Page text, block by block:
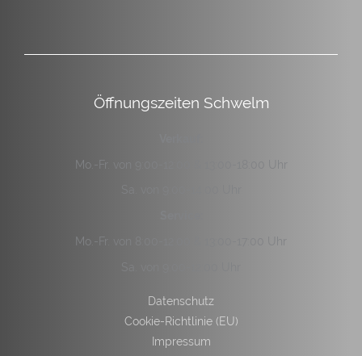
Öffnungszeiten Schwelm
Mo.-Fr. von 9:00-12:00 & 13:00-18:00 Uhr
Mo.-Fr. von 8:00-12:00 & 13:00-17:00 Uhr
Datenschutz
Cookie-Richtlinie (EU)
Impressum